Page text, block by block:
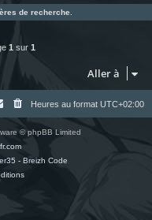
e
r
de recherche.
1 sur 1
Aller à
Heures au format UTC+02:00
© phpBB Limited
- Breizh Code